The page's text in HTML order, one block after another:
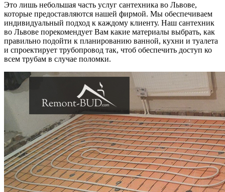
Это лишь небольшая часть услуг сантехника во Львове,
которые предоставляются нашей фирмой. Мы обеспечиваем
индивидуальный подход к каждому клиенту. Наш сантехник
во Львове порекомендует Вам какие материалы выбрать, как
правильно подойти к планированию ванной, кухни и туалета
и спроектирует трубопровод так, чтоб обеспечить доступ ко
всем трубам в случае поломки.